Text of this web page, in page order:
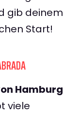
gib deinem
Start!
Hamburg
viele